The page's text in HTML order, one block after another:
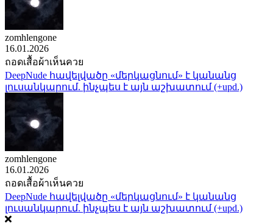
zomhlengone
16.01.2026
ถอดเสื้อผ้าเห็นควย
DeepNude հավելվածը «մերկացնում» է կանանց
լուսանկարում. ինչպես է այն աշխատում (+upd.)
zomhlengone
16.01.2026
ถอดเสื้อผ้าเห็นควย
DeepNude հավելվածը «մերկացնում» է կանանց
լուսանկարում. ինչպես է այն աշխատում (+upd.)